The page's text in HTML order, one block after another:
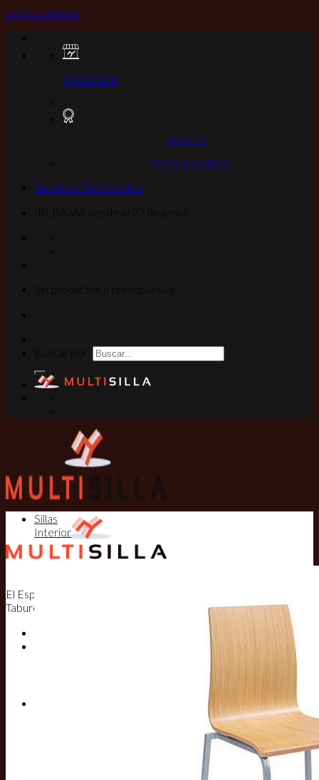
Skip to content
EXPOSICION
MARCAS
PROFESIONALES
Reserva Cita Exclusiva
El Especialista en Sillas, Mesas y
Taburetes
Sillas
Interior